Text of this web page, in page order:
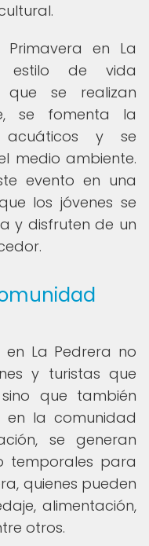
en La
estilo de vida
se realizan
se fomenta la
y se
medio ambiente.
evento en una
los jóvenes se
y disfruten de un
La Pedrera no
y turistas que
que también
en la comunidad
se generan
temporales para
quienes pueden
alimentación,
otros.